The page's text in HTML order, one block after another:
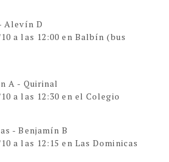
Alevín D
a las 12:00 en Balbín (bus
A - Quirinal
a las 12:30 en el Colegio
- Benjamín B
a las 12:15 en Las Dominicas